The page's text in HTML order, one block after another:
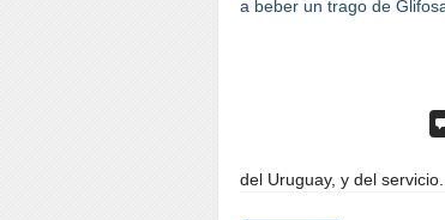
del Uruguay, y del servicio...